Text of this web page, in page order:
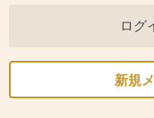
ログ
新規